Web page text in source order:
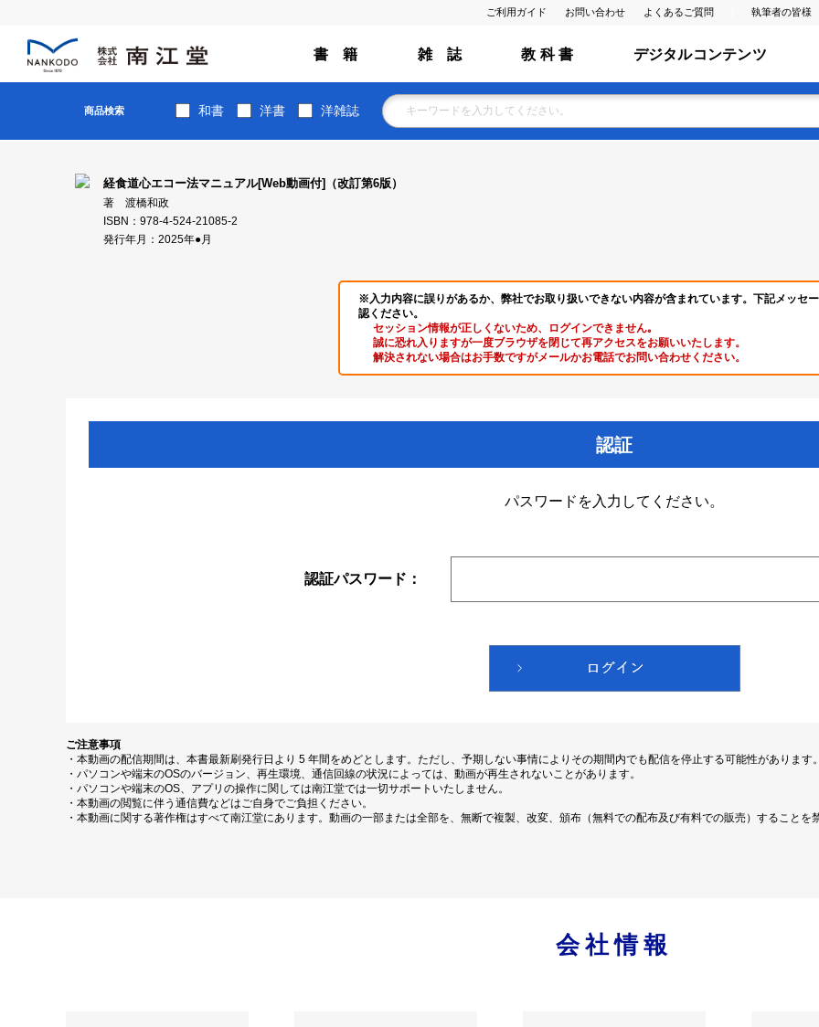
ご利用ガイド お問い合わせ よくあるご質問 執筆者の皆様
書 籍 雑 誌 教 科 書 デジタルコンテンツ
商品検索 和書 洋書 洋雑誌
経食道心エコー法マニュアル[Web動画付]（改訂第6版）
著 渡橋和政
ISBN：978-4-524-21085-2
発行年月：2025年●月
※入力内容に誤りがあるか、弊社でお取り扱いできない内容が含まれています。下記メッセ
認ください。
セッション情報が正しくないため、ログインできません｡
誠に恐れ入りますが一度ブラウザを閉じて再アクセスをお願いいたします。
解決されない場合はお手数ですがメールかお電話でお問い合わせください。
認証
パスワードを入力してください。
認証パスワード：
ご注意事項
・本動画の配信期間は、本書最新刷発行日より 5 年間をめどとします。ただし、予期しない事情によりその期間内でも配信を停止する可能性があります。
・パソコンや端末のOSのバージョン、再生環境、通信回線の状況によっては、動画が再生されないことがあります。
・パソコンや端末のOS、アプリの操作に関しては南江堂では一切サポートいたしません。
・本動画の閲覧に伴う通信費などはご自身でご負担ください。
・本動画に関する著作権はすべて南江堂にあります。動画の一部または全部を、無断で複製、改変、頒布（無料での配布及び有料での販売）することを
会社情報